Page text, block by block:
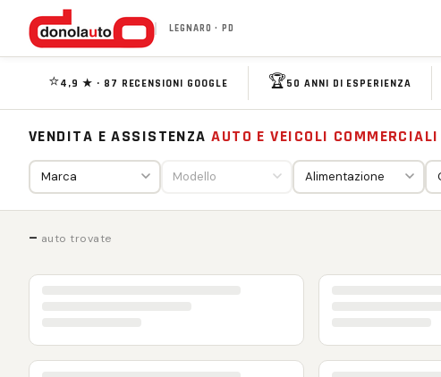
LEGNARO · PD
⭐4,9 ★ · 87 RECENSIONI GOOGLE 🏆50 ANNI DI ESPERIENZA
VENDITA E ASSISTENZAAUTO E VEICOLI COMMERCIALI
— auto trovate